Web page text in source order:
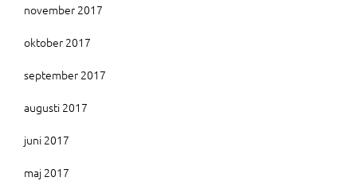
november 2017
oktober 2017
september 2017
augusti 2017
juni 2017
maj 2017